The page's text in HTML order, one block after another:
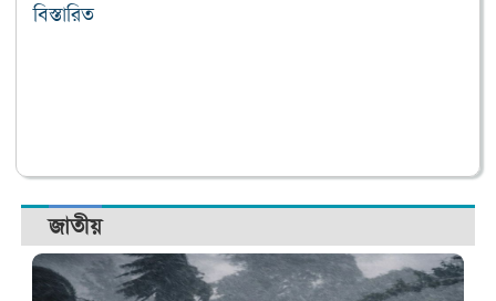
বিস্তারিত
জাতীয়